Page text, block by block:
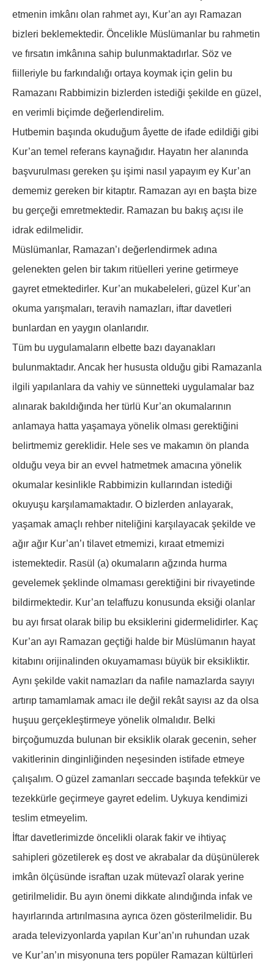
etmenin imkânı olan rahmet ayı, Kur’an ayı Ramazan
bizleri beklemektedir. Öncelikle Müslümanlar bu rahmetin
ve fırsatın imkânına sahip bulunmaktadırlar. Söz ve
fiilleriyle bu farkındalığı ortaya koymak için gelin bu
Ramazanı Rabbimizin bizlerden istediği şekilde en güzel,
en verimli biçimde değerlendirelim.
Hutbemin başında okuduğum âyette de ifade edildiği gibi
Kur’an temel referans kaynağıdır. Hayatın her alanında
başvurulması gereken şu işimi nasıl yapayım ey Kur’an
dememiz gereken bir kitaptır. Ramazan ayı en başta bize
bu gerçeği emretmektedir. Ramazan bu bakış açısı ile
idrak edilmelidir.
Müslümanlar, Ramazan’ı değerlendirmek adına
gelenekten gelen bir takım ritüelleri yerine getirmeye
gayret etmektedirler. Kur’an mukabeleleri, güzel Kur’an
okuma yarışmaları, teravih namazları, iftar davetleri
bunlardan en yaygın olanlarıdır.
Tüm bu uygulamaların elbette bazı dayanakları
bulunmaktadır. Ancak her hususta olduğu gibi Ramazanla
ilgili yapılanlara da vahiy ve sünnetteki uygulamalar baz
alınarak bakıldığında her türlü Kur’an okumalarının
anlamaya hatta yaşamaya yönelik olması gerektiğini
belirtmemiz gereklidir. Hele ses ve makamın ön planda
olduğu veya bir an evvel hatmetmek amacına yönelik
okumalar kesinlikle Rabbimizin kullarından istediği
okuyuşu karşılamamaktadır. O bizlerden anlayarak,
yaşamak amaçlı rehber niteliğini karşılayacak şekilde ve
ağır ağır Kur’an’ı tilavet etmemizi, kıraat etmemizi
istemektedir. Rasül (a) okumaların ağzında hurma
gevelemek şeklinde olmaması gerektiğini bir rivayetinde
bildirmektedir. Kur’an telaffuzu konusunda eksiği olanlar
bu ayı fırsat olarak bilip bu eksiklerini gidermelidirler. Kaç
Kur’an ayı Ramazan geçtiği halde bir Müslümanın hayat
kitabını orijinalinden okuyamaması büyük bir eksikliktir.
Aynı şekilde vakit namazları da nafile namazlarda sayıyı
artırıp tamamlamak amacı ile değil rekât sayısı az da olsa
huşuu gerçekleştirmeye yönelik olmalıdır. Belki
birçoğumuzda bulunan bir eksiklik olarak gecenin, seher
vakitlerinin dinginliğinden neşesinden istifade etmeye
çalışalım. O güzel zamanları seccade başında tefekkür ve
tezekkürle geçirmeye gayret edelim. Uykuya kendimizi
teslim etmeyelim.
İftar davetlerimizde öncelikli olarak fakir ve ihtiyaç
sahipleri gözetilerek eş dost ve akrabalar da düşünülerek
imkân ölçüsünde israftan uzak mütevazî olarak yerine
getirilmelidir. Bu ayın önemi dikkate alındığında infak ve
hayırlarında artırılmasına ayrıca özen gösterilmelidir. Bu
arada televizyonlarda yapılan Kur’an’ın ruhundan uzak
ve Kur’an’ın misyonuna ters popüler Ramazan kültürleri